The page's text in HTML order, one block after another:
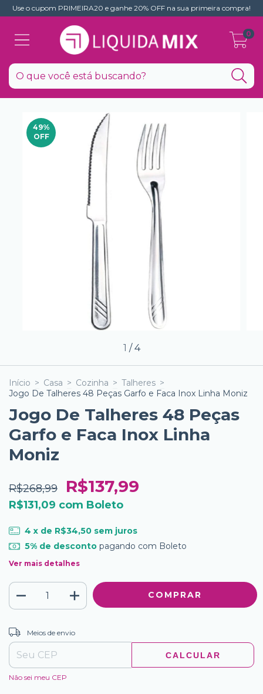
Use o cupom PRIMEIRA20 e ganhe 20% OFF na sua primeira compra!
0
49%
OFF
1 /4
Início > Casa > Cozinha > Talheres >
Jogo De Talheres 48 Peças Garfo e Faca Inox Linha Moniz
Jogo De Talheres 48 Peças
Garfo e Faca Inox Linha
Moniz
R$268,99 R$137,99
R$131,09 com Boleto
4 x de R$34,50 sem juros
5% de descontopagando com Boleto
Ver mais detalhes
Entregas para o CEP:
Meios de envio
CALCULAR
Não sei meu CEP